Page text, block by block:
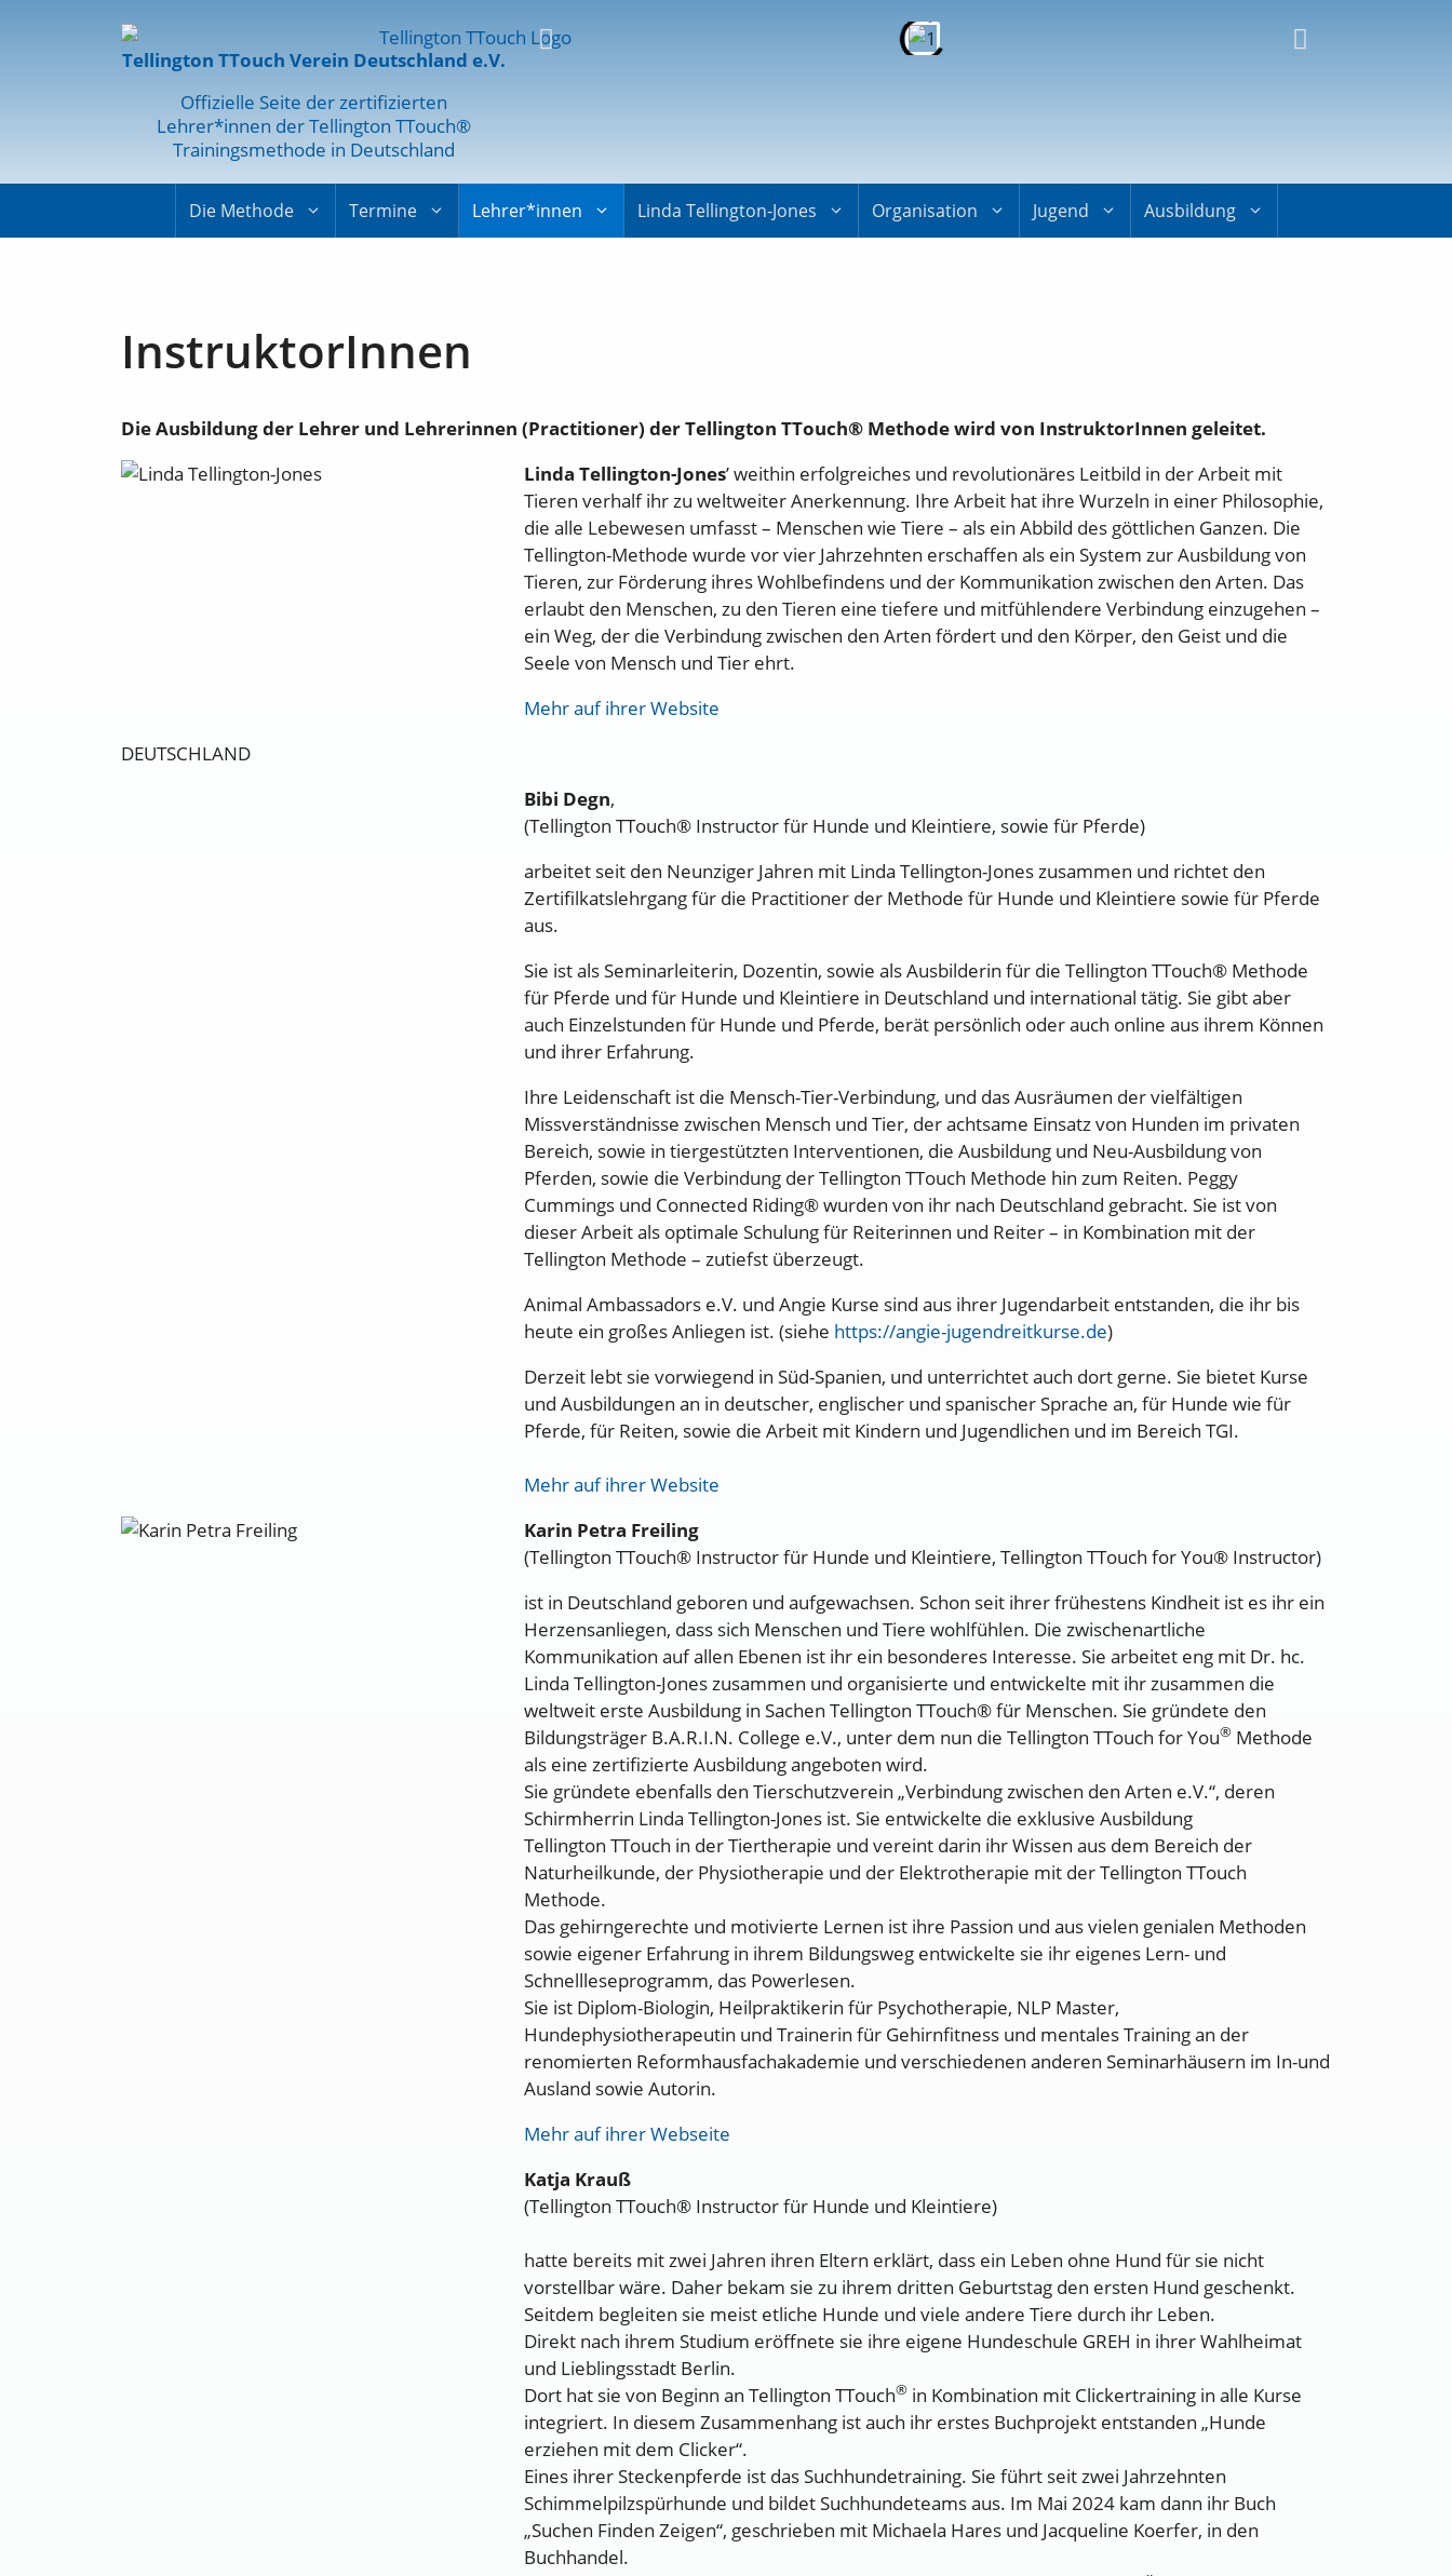
Tellington TTouch Verein Deutschland e.V.
Offizielle Seite der zertifizierten
Lehrer*innen der Tellington TTouch®
Trainingsmethode in Deutschland
Die Methode Termine Lehrer*innen Linda Tellington-Jones Organisation Jugend Ausbildung
InstruktorInnen
Die Ausbildung der Lehrer und Lehrerinnen (Practitioner) der Tellington TTouch® Methode wird von InstruktorInnen geleitet.
Linda Tellington-Jones’ weithin erfolgreiches und revolutionäres Leitbild in der Arbeit mit
Tieren verhalf ihr zu weltweiter Anerkennung. Ihre Arbeit hat ihre Wurzeln in einer Philosophie,
die alle Lebewesen umfasst – Menschen wie Tiere – als ein Abbild des göttlichen Ganzen. Die
Tellington-Methode wurde vor vier Jahrzehnten erschaffen als ein System zur Ausbildung von
Tieren, zur Förderung ihres Wohlbefindens und der Kommunikation zwischen den Arten. Das
erlaubt den Menschen, zu den Tieren eine tiefere und mitfühlendere Verbindung einzugehen –
ein Weg, der die Verbindung zwischen den Arten fördert und den Körper, den Geist und die
Seele von Mensch und Tier ehrt.
Mehr auf ihrer Website
DEUTSCHLAND
Bibi Degn,
(Tellington TTouch® Instructor für Hunde und Kleintiere, sowie für Pferde)
arbeitet seit den Neunziger Jahren mit Linda Tellington-Jones zusammen und richtet den
Zertifilkatslehrgang für die Practitioner der Methode für Hunde und Kleintiere sowie für Pferde
aus.
Sie ist als Seminarleiterin, Dozentin, sowie als Ausbilderin für die Tellington TTouch® Methode
für Pferde und für Hunde und Kleintiere in Deutschland und international tätig. Sie gibt aber
auch Einzelstunden für Hunde und Pferde, berät persönlich oder auch online aus ihrem Können
und ihrer Erfahrung.
Ihre Leidenschaft ist die Mensch-Tier-Verbindung, und das Ausräumen der vielfältigen
Missverständnisse zwischen Mensch und Tier, der achtsame Einsatz von Hunden im privaten
Bereich, sowie in tiergestützten Interventionen, die Ausbildung und Neu-Ausbildung von
Pferden, sowie die Verbindung der Tellington TTouch Methode hin zum Reiten. Peggy
Cummings und Connected Riding® wurden von ihr nach Deutschland gebracht. Sie ist von
dieser Arbeit als optimale Schulung für Reiterinnen und Reiter – in Kombination mit der
Tellington Methode – zutiefst überzeugt.
Animal Ambassadors e.V. und Angie Kurse sind aus ihrer Jugendarbeit entstanden, die ihr bis
heute ein großes Anliegen ist. (siehe https://angie-jugendreitkurse.de)
Derzeit lebt sie vorwiegend in Süd-Spanien, und unterrichtet auch dort gerne. Sie bietet Kurse
und Ausbildungen an in deutscher, englischer und spanischer Sprache an, für Hunde wie für
Pferde, für Reiten, sowie die Arbeit mit Kindern und Jugendlichen und im Bereich TGI.
Mehr auf ihrer Website
Karin Petra Freiling
(Tellington TTouch® Instructor für Hunde und Kleintiere, Tellington TTouch for You® Instructor)
ist in Deutschland geboren und aufgewachsen. Schon seit ihrer frühestens Kindheit ist es ihr ein
Herzensanliegen, dass sich Menschen und Tiere wohlfühlen. Die zwischenartliche
Kommunikation auf allen Ebenen ist ihr ein besonderes Interesse. Sie arbeitet eng mit Dr. hc.
Linda Tellington-Jones zusammen und organisierte und entwickelte mit ihr zusammen die
weltweit erste Ausbildung in Sachen Tellington TTouch® für Menschen. Sie gründete den
Bildungsträger B.A.R.I.N. College e.V., unter dem nun die Tellington TTouch for You® Methode
als eine zertifizierte Ausbildung angeboten wird.
Sie gründete ebenfalls den Tierschutzverein „Verbindung zwischen den Arten e.V.“, deren
Schirmherrin Linda Tellington-Jones ist. Sie entwickelte die exklusive Ausbildung
Tellington TTouch in der Tiertherapie und vereint darin ihr Wissen aus dem Bereich der
Naturheilkunde, der Physiotherapie und der Elektrotherapie mit der Tellington TTouch
Methode.
Das gehirngerechte und motivierte Lernen ist ihre Passion und aus vielen genialen Methoden
sowie eigener Erfahrung in ihrem Bildungsweg entwickelte sie ihr eigenes Lern- und
Schnellleseprogramm, das Powerlesen.
Sie ist Diplom-Biologin, Heilpraktikerin für Psychotherapie, NLP Master,
Hundephysiotherapeutin und Trainerin für Gehirnfitness und mentales Training an der
renomierten Reformhausfachakademie und verschiedenen anderen Seminarhäusern im In-und
Ausland sowie Autorin.
Mehr auf ihrer Webseite
Katja Krauß
(Tellington TTouch® Instructor für Hunde und Kleintiere)
hatte bereits mit zwei Jahren ihren Eltern erklärt, dass ein Leben ohne Hund für sie nicht
vorstellbar wäre. Daher bekam sie zu ihrem dritten Geburtstag den ersten Hund geschenkt.
Seitdem begleiten sie meist etliche Hunde und viele andere Tiere durch ihr Leben.
Direkt nach ihrem Studium eröffnete sie ihre eigene Hundeschule GREH in ihrer Wahlheimat
und Lieblingsstadt Berlin.
Dort hat sie von Beginn an Tellington TTouch® in Kombination mit Clickertraining in alle Kurse
integriert. In diesem Zusammenhang ist auch ihr erstes Buchprojekt entstanden „Hunde
erziehen mit dem Clicker“.
Eines ihrer Steckenpferde ist das Suchhundetraining. Sie führt seit zwei Jahrzehnten
Schimmelpilzspürhunde und bildet Suchhundeteams aus. Im Mai 2024 kam dann ihr Buch
„Suchen Finden Zeigen“, geschrieben mit Michaela Hares und Jacqueline Koerfer, in den
Buchhandel.